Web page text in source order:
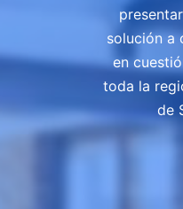
solución a
en
toda la
de